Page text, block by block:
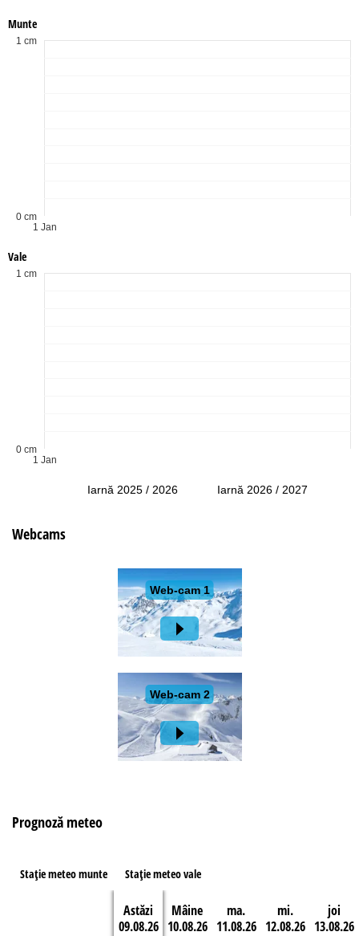
Munte
1 Jan
0 cm
1 cm
Vale
1 Jan
0 cm
1 cm
Iarnă 2025 / 2026 Iarnă 2026 / 2027
Webcams
Prognoză meteo
Staţie meteo munte Staţie meteo vale
Astăzi
09.08.26
Mâine
10.08.26
ma.
11.08.26
mi.
12.08.26
joi
13.08.26